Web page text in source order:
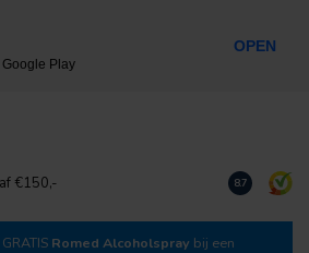
€150,- Download
8.7
Romed Alcoholspray bij een
Play
OPEN